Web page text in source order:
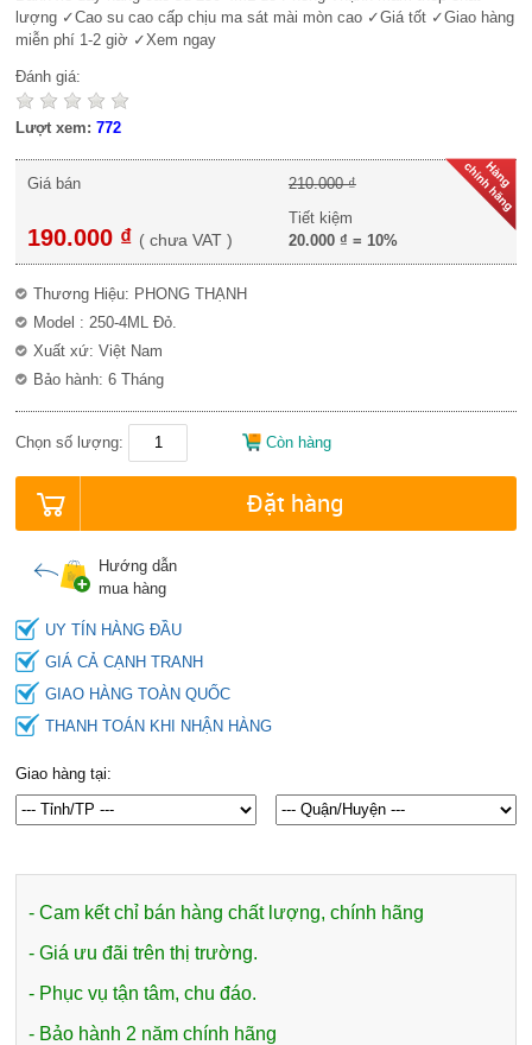
lượng ✓Cao su cao cấp chịu ma sát mài mòn cao ✓Giá tốt ✓Giao hàng
miễn phí 1-2 giờ ✓Xem ngay
Đánh giá:
Lượt xem:772
Giá bán
190.000 ₫ (chưa VAT )
210.000 ₫
Tiết kiệm
20.000 ₫ = 10%
Thương Hiệu: PHONG THẠNH
Model : 250-4ML Đỏ.
Xuất xứ: Việt Nam
Bảo hành: 6 Tháng
Chọn số lượng: Còn hàng
Đặt hàng
Hướng dẫn
mua hàng
UY TÍN HÀNG ĐẦU
GIÁ CẢ CẠNH TRANH
GIAO HÀNG TOÀN QUỐC
THANH TOÁN KHI NHẬN HÀNG
Giao hàng tại:
- Cam kết chỉ bán hàng chất lượng, chính hãng
- Giá ưu đãi trên thị trường.
- Phục vụ tận tâm, chu đáo.
- Bảo hành 2 năm chính hãng